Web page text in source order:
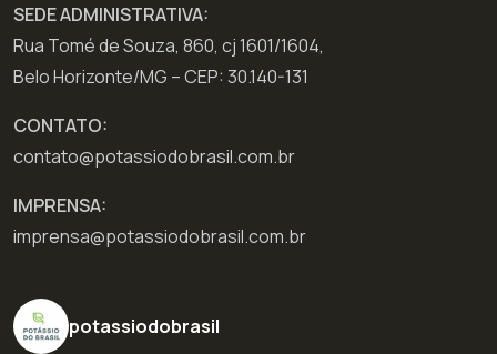
SEDE ADMINISTRATIVA:
Rua Tomé de Souza, 860, cj 1601/1604,
Belo Horizonte/MG – CEP: 30.140-131
CONTATO:
contato@potassiodobrasil.com.br
IMPRENSA:
imprensa@potassiodobrasil.com.br
potassiodobrasil